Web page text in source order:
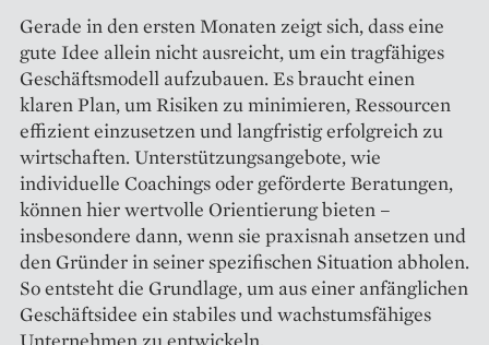
Gerade in den ersten Monaten zeigt sich, dass eine
gute Idee allein nicht ausreicht, um ein tragfähiges
Geschäftsmodell aufzubauen. Es braucht einen
klaren Plan, um Risiken zu minimieren, Ressourcen
effizient einzusetzen und langfristig erfolgreich zu
wirtschaften. Unterstützungsangebote, wie
individuelle Coachings oder geförderte Beratungen,
können hier wertvolle Orientierung bieten –
insbesondere dann, wenn sie praxisnah ansetzen und
den Gründer in seiner spezifischen Situation abholen.
So entsteht die Grundlage, um aus einer anfänglichen
Geschäftsidee ein stabiles und wachstumsfähiges